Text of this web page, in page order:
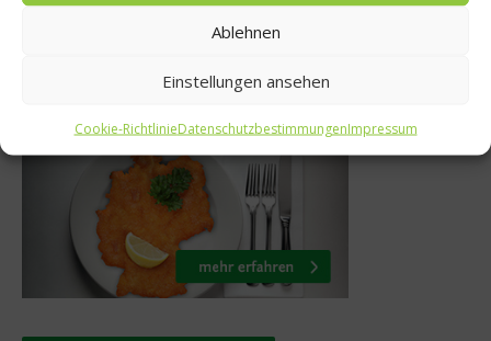
Ablehnen
Einstellungen ansehen
Cookie-RichtlinieDatenschutzbestimmungenImpressum
Was isst Deutschland